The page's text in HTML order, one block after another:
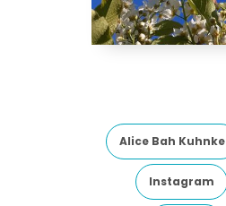
Alice Bah Kuhnke
Instagram